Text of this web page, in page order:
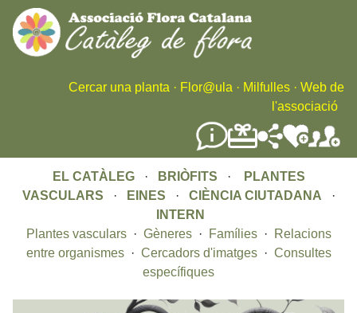
Skip
to
main
content
Cercar una planta · Flor@ula · Milfulles · Web de
l'associació
EL CATÀLEG· BRIÒFITS ·
PLANTES
VASCULARS · EINES · CIÈNCIA CIUTADANA ·
INTERN
Plantes vasculars· Gèneres· Famílies·
Relacions
entre organismes· Cercadors d'imatges· Consultes
específiques